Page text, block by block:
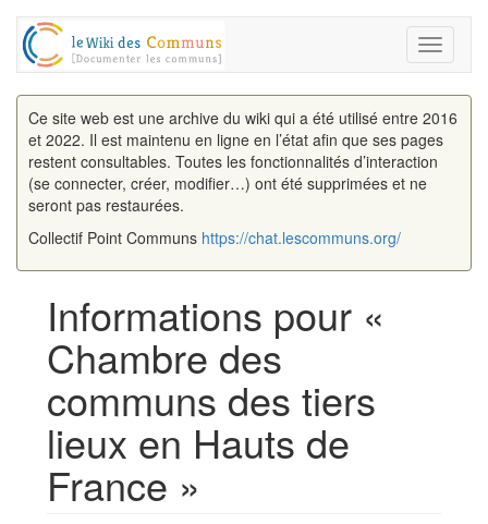
Toggle
Ce site web est une archive du wiki qui a été utilisé entre 2016
et 2022. Il est maintenu en ligne en l’état afin que ses pages
restent consultables. Toutes les fonctionnalités d’interaction
(se connecter, créer, modifier…) ont été supprimées et ne
seront pas restaurées.
Collectif Point Communs https://chat.lescommuns.org/
Informations pour «
Chambre des
communs des tiers
lieux en Hauts de
France »